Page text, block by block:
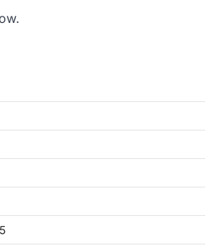
1 से 19 वर्ष तक के बच्चों को निःशुल्क दी
एल्बेंडाजोल
More Khabar August 7, 2026